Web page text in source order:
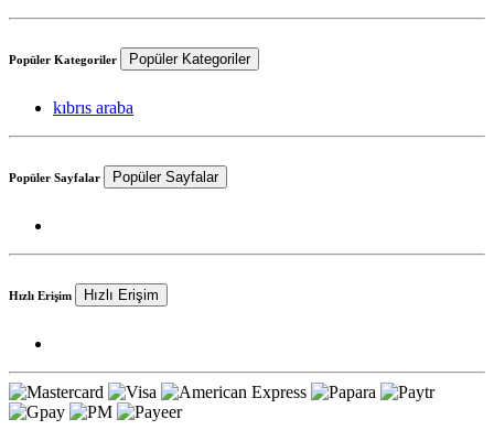
Popüler Kategoriler Popüler Kategoriler
kıbrıs araba
Popüler Sayfalar Popüler Sayfalar
Hızlı Erişim Hızlı Erişim